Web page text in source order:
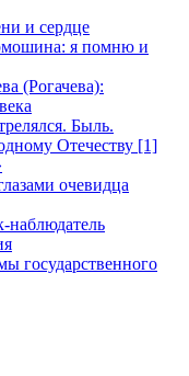
и сердце
я помню и
(Рогачева):
Быль.
Отечеству [1]
очевидца
наблюдатель
государственного